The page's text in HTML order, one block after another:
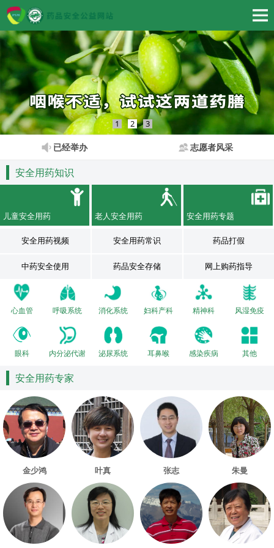
1 2 3
已经举办 志愿者风采
安全用药知识
儿童安全用药 老人安全用药 安全用药专题
安全用药视频 安全用药常识 药品打假
中药安全使用 药品安全存储 网上购药指导
心血管 呼吸系统 消化系统 妇科产科 精神科 风湿免疫
眼科 内分泌代谢 泌尿系统 耳鼻喉 感染疾病 其他
安全用药专家
金少鸿 叶真 张志 朱曼